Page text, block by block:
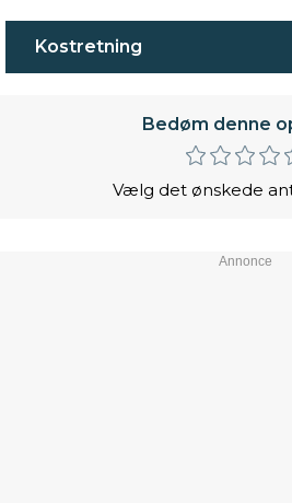
Kostretning
Bedøm denne
Vælg det ønskede